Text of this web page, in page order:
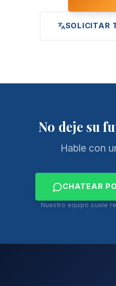
SOLICITAR
No deje su
Hable con
CHATEAR
Nuestro equipo suele